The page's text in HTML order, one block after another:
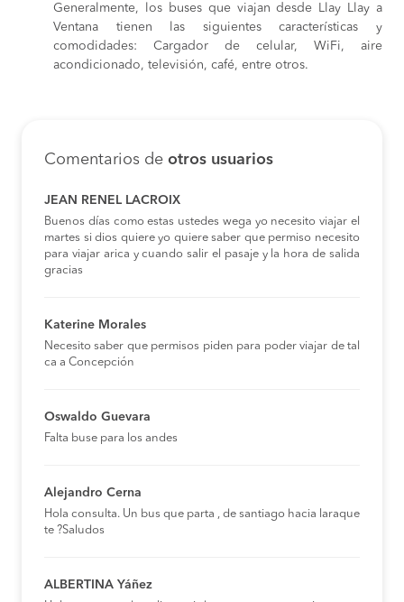
Generalmente, los buses que viajan desde Llay Llay a
Ventana tienen las siguientes características y
comodidades: Cargador de celular, WiFi, aire
acondicionado, televisión, café, entre otros.
Comentarios de otros usuarios
JEAN RENEL LACROIX
Buenos días como estas ustedes wega yo necesito viajar el
martes si dios quiere yo quiere saber que permiso necesito
para viajar arica y cuando salir el pasaje y la hora de salida
gracias
Katerine Morales
Necesito saber que permisos piden para poder viajar de tal
ca a Concepción
Oswaldo Guevara
Falta buse para los andes
Alejandro Cerna
Hola consulta. Un bus que parta , de santiago hacia laraque
te ?Saludos
ALBERTINA Yáñez